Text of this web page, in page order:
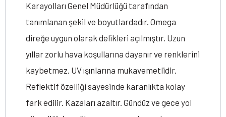
Karayolları Genel Müdürlüğü tarafından
tanımlanan şekil ve boyutlardadır. Omega
direğe uygun olarak delikleri açılmıştır. Uzun
yıllar zorlu hava koşullarına dayanır ve renklerini
kaybetmez. UV ışınlarına mukavemetlidir.
Reflektif özelliği sayesinde karanlıkta kolay
fark edilir. Kazaları azaltır. Gündüz ve gece yol